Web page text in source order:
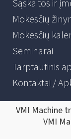
Sąskaitos ir
Mokesčių
Mokesčių
Seminarai
Tarptautinis
Kontaktai /
VMI Machine
VMI